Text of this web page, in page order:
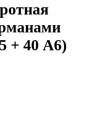
+ 40 А6)